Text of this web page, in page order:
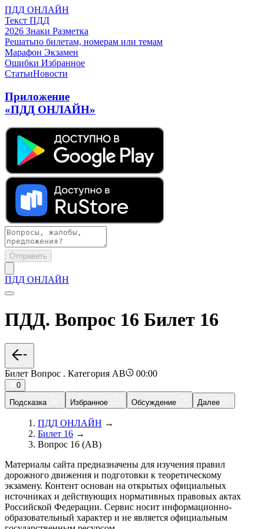
ПДД ОНЛАЙН
Текст ПДД
2026 Знаки Разметка
Решатьпо билетам, номерам или темам
Марафон Экзамен
Ошибки Избранное
СтатьиНовости
Приложение
«ПДД ОНЛАЙН»
Отправить
ПДД ОНЛАЙН
ПДД. Вопрос 16 Билет 16
Билет Вопрос . Категория AB 00:00
0
Подсказка
Избранное Обсуждение Далее
ПДД ОНЛАЙН →
Билет 16 →
Вопрос 16 (AB)
Материалы сайта предназначены для изучения правил
дорожного движения и подготовки к теоретическому
экзамену. Контент основан на открытых официальных
источниках и действующих нормативных правовых актах
Российской Федерации. Сервис носит информационно-
образовательный характер и не является официальным